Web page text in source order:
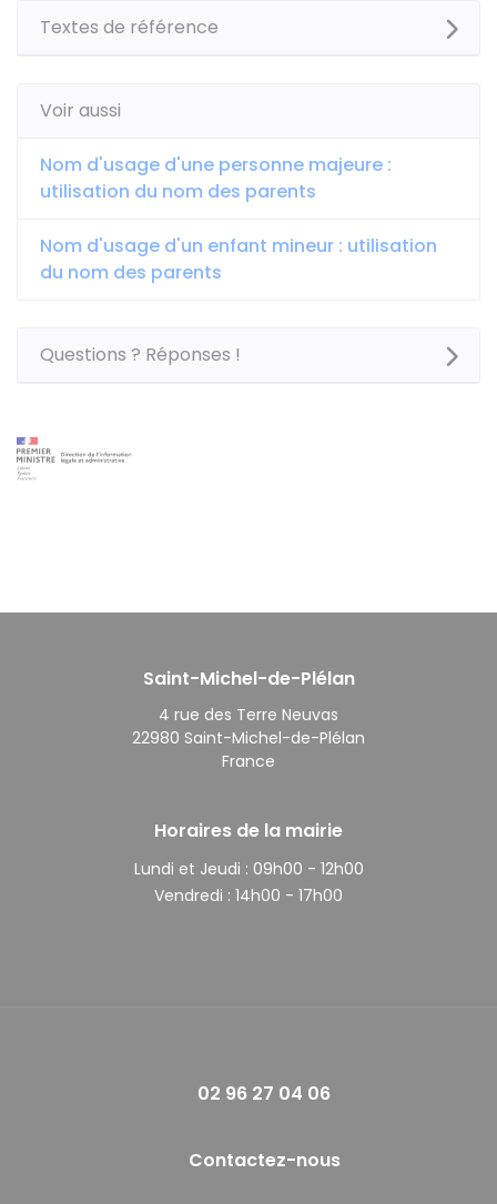
Textes de référence
Voir aussi
Nom d'usage d'une personne majeure :
utilisation du nom des parents
Nom d'usage d'un enfant mineur : utilisation
du nom des parents
Questions ? Réponses !
Saint-Michel-de-Plélan
4 rue des Terre Neuvas
22980 Saint-Michel-de-Plélan
France
Horaires de la mairie
Lundi et Jeudi : 09h00 - 12h00
Vendredi : 14h00 - 17h00
02 96 27 04 06
Contactez-nous